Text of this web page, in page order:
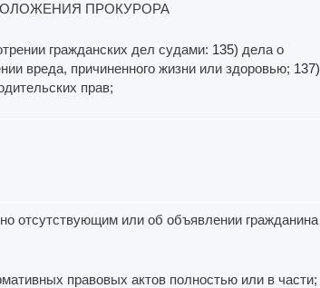
ПРОКУРОРА
гражданских дел судами: 135) дела о
вреда, причиненного жизни или здоровью; 137)
прав;
отсутствующим или об объявлении гражданина
правовых актов полностью или в части;